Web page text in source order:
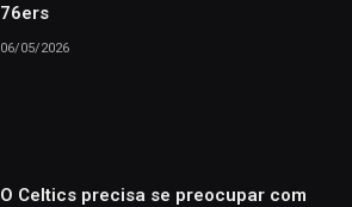
76ers
06/05/2026
O Celtics precisa se preocupar com